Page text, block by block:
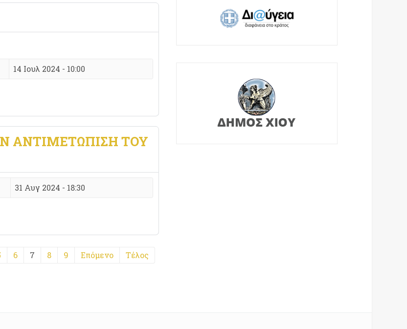
14 Ιουλ 2024 - 10:00
ΑΝΤΙΜΕΤΩΠΙΣΗ ΤΟΥ
31 Αυγ 2024 - 18:30
6 7 8 9 Επόμενο Τέλος